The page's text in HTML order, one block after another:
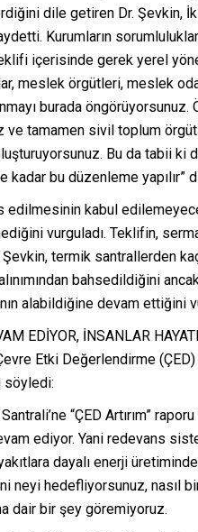
dile getiren Dr. Şevkin,
Kurumların
içerisinde gerek yerel
meslek örgütleri, meslek
burada
ve tamamen sivil toplum
oluşturuyorsunuz. Bu da tabii
kadar bu düzenleme yapılır”
edilmesinin kabul
vurguladı. Teklifin,
termik santrallerden
bahsedildiğini
alabildiğine devam ettiğini
EDİYOR, İNSANLAR
Etki Değerlendirme
söyledi:
“ÇED Artırım”
ediyor. Yani redevans
dayalı enerji
neyi hedefliyorsunuz, nasıl
dair bir şey göremiyoruz.